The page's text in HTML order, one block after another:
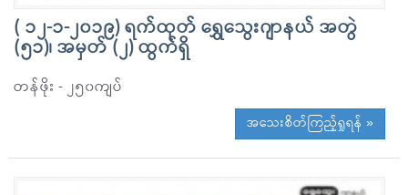
( ၁၂-၁-၂၀၁၉) ရက်ထုတ် ရွှေသွေးဂျာနယ် အတွဲ
(၅၁)၊ အမှတ် (၂) ထွက်ရှိ
တန်ဖိုး - ၂၅၀ကျပ်
အသေးစိတ်ကြည့်ရှုရန် »